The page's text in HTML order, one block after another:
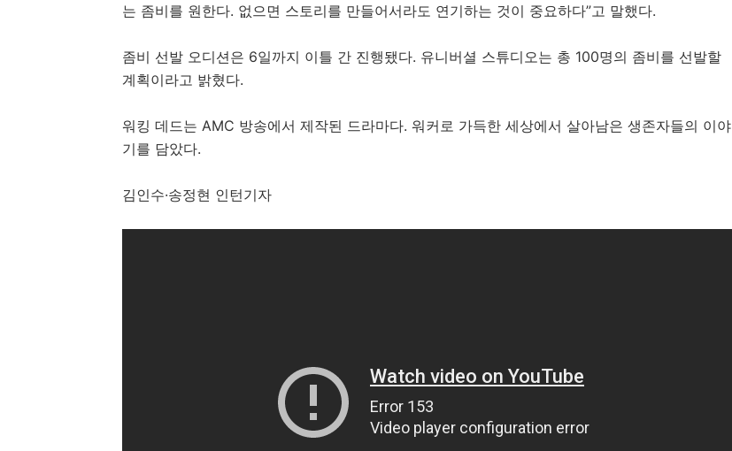
는 좀비를 원한다. 없으면 스토리를 만들어서라도 연기하는 것이 중요하다”고 말했다.
좀비 선발 오디션은 6일까지 이틀 간 진행됐다. 유니버셜 스튜디오는 총 100명의 좀비를 선발할
계획이라고 밝혔다.
워킹 데드는 AMC 방송에서 제작된 드라마다. 워커로 가득한 세상에서 살아남은 생존자들의 이야
기를 담았다.
김인수·송정현 인턴기자